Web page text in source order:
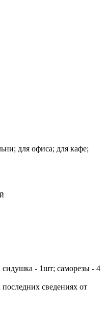
для офиса; для кафе;
- 1шт; саморезы - 4
сведениях от